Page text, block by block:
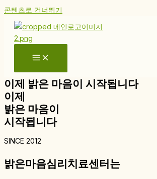
콘텐츠로 건너뛰기
이제 밝은 마음이 시작됩니다
이제
밝은 마음이
시작됩니다
SINCE 2012
밝은마음심리치료센터는